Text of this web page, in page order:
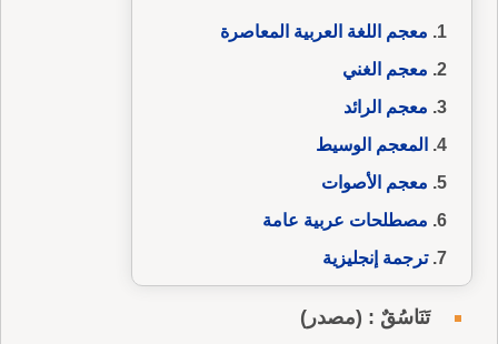
معجم اللغة العربية المعاصرة
معجم الغني
معجم الرائد
المعجم الوسيط
معجم الأصوات
مصطلحات عربية عامة
ترجمة إنجليزية
تَنَاسُقٌ : (مصدر)